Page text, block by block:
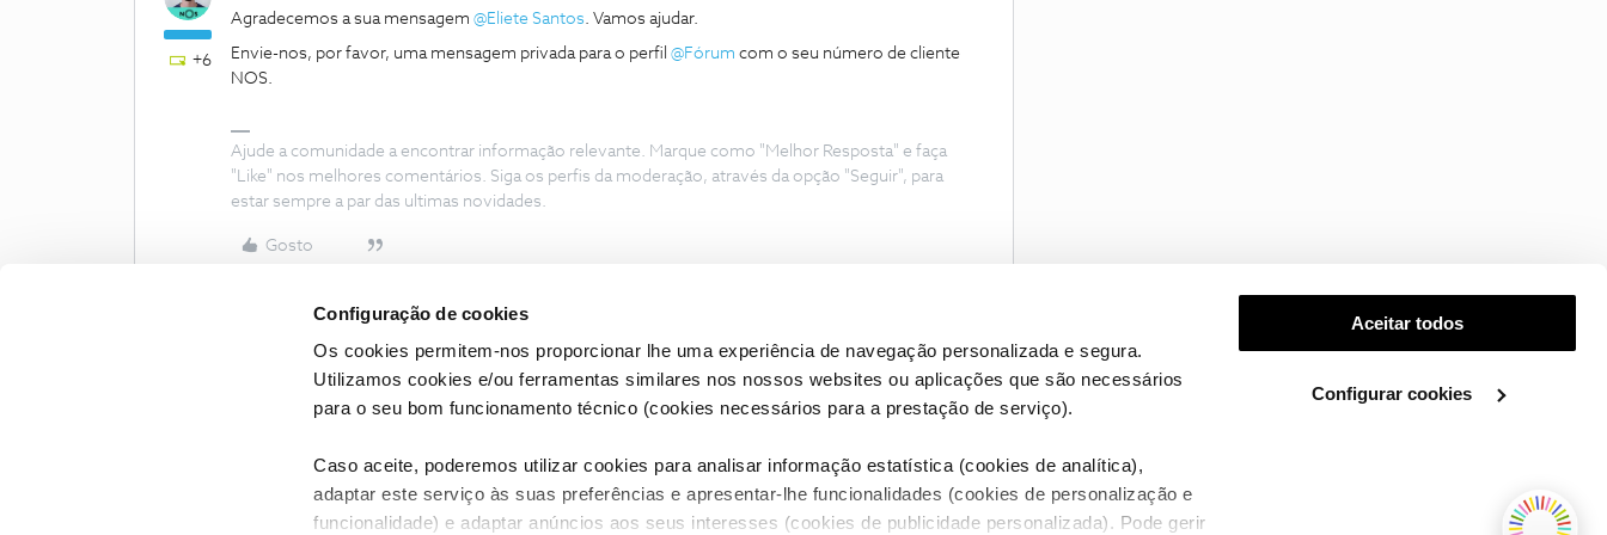
Configuração de cookies
Os cookies permitem-nos proporcionar lhe uma experiência de navegação personalizada e segura.
Utilizamos cookies e/ou ferramentas similares nos nossos websites ou aplicações que são necessários
para o seu bom funcionamento técnico (cookies necessários para a prestação de serviço).
Caso aceite, poderemos utilizar cookies para analisar informação estatística (cookies de analítica),
adaptar este serviço às suas preferências e apresentar-lhe funcionalidades (cookies de personalização e
funcionalidade) e adaptar anúncios aos seus interesses (cookies de publicidade personalizada). Pode gerir
Aceitar todos
Configurar cookies
+6
Agradecemos a sua mensagem @Eliete Santos. Vamos ajudar.
Envie-nos, por favor, uma mensagem privada para o perfil @Fórum com o seu número de cliente
NOS.
Ajude a comunidade a encontrar informação relevante. Marque como "Melhor Resposta" e faça
"Like" nos melhores comentários. Siga os perfis da moderação, através da opção "Seguir", para
estar sempre a par das ultimas novidades.
Gosto
Condições do Fórum NOS Accessibility statement